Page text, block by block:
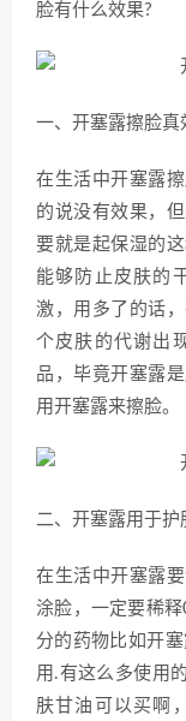
脸有什么效果?
一、开塞露擦脸真
在生活中开塞露
的说没有效果，
要就是起保湿的
能够防止皮肤的
激，用多了的话
个皮肤的代谢出
品，毕竟开塞露
用开塞露来擦脸。
二、开塞露用于护
在生活中开塞露
涂脸，一定要稀
分的药物比如开
用.有这么多使用
肤甘油可以买啊